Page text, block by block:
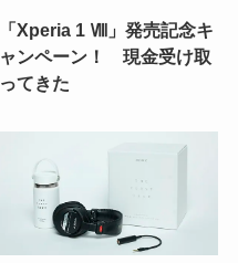
「Xperia 1 Ⅷ」発売記念キ
ャンペーン！ 現金受け取
ってきた